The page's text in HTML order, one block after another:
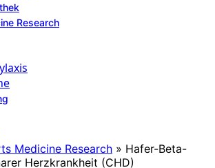
Research
Medicine Research » Hafer-Beta-
Herzkrankheit (CHD)